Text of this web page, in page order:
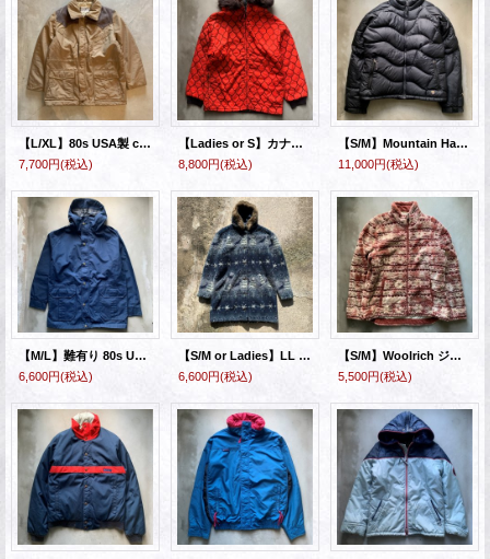
【L/XL】80s USA製 campus コーデュロイ切替 中綿ジャケット ベージュ■ビンテージ オールド アメリカ古着 キャンパス アウトドア
7,700円(税込)
【Ladies or S】カナダ製 IRVING POSLUNS リバーシブル ナイロン スキージャケット 赤黒■ビンテージ アメリカ古着 60s レディース
8,800円(税込)
【S/M】Mountain Hard Wear ジップアップ ダウンジャケット ブラック 黒■アメリカ古着 マウンテンハードウェア レディース
11,000円(税込)
【M/L】難有り 80s USA製 Woolrich ゴアテックス マウンテンパーカー ジャケット ネイビー■ビンテージ アメリカ古着 ウールリッチ
6,600円(税込)
【S/M or Ladies】LL Bean フリースジャケット コート 総柄■ビンテージ オールド アメリカ古着 90s エルエルビーン パーカー 動物 雪柄
6,600円(税込)
【S/M】Woolrich ジップアップ フリースジャケット 紫 総柄■オールド ウールリッチ アメリカ古着 レディース
5,500円(税込)